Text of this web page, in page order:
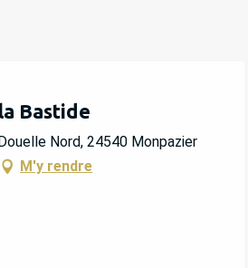
Bastide
Nord, 24540 Monpazier
M'y rendre